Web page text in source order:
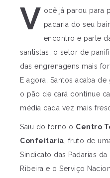
V ocê já parou para
padaria do seu
encontro e parte
santistas, o setor de
das engrenagens mais
E agora, Santos acaba
o pão de cará continue
média cada vez mais
Saiu do forno o Centro
Confeitaria , fruto de
Sindicato das Padarias
Ribeira e o Serviço